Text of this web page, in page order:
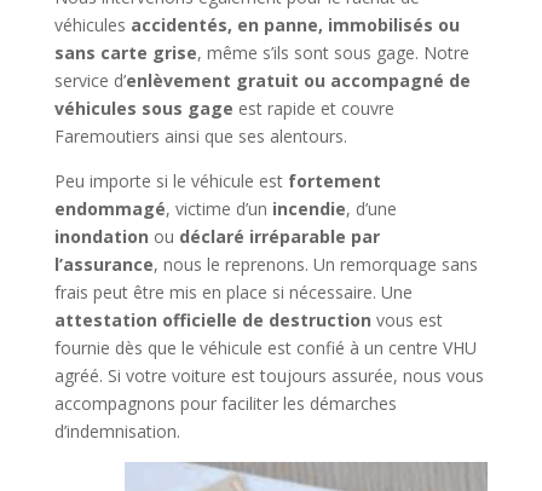
véhicules accidentés, en panne, immobilisés ou
sans carte grise, même s’ils sont sous gage. Notre
service d’enlèvement gratuit ou accompagné de
véhicules sous gage est rapide et couvre
Faremoutiers ainsi que ses alentours.
Peu importe si le véhicule est fortement
endommagé, victime d’un incendie, d’une
inondation ou déclaré irréparable par
l’assurance, nous le reprenons. Un remorquage sans
frais peut être mis en place si nécessaire. Une
attestation officielle de destruction vous est
fournie dès que le véhicule est confié à un centre VHU
agréé. Si votre voiture est toujours assurée, nous vous
accompagnons pour faciliter les démarches
d’indemnisation.